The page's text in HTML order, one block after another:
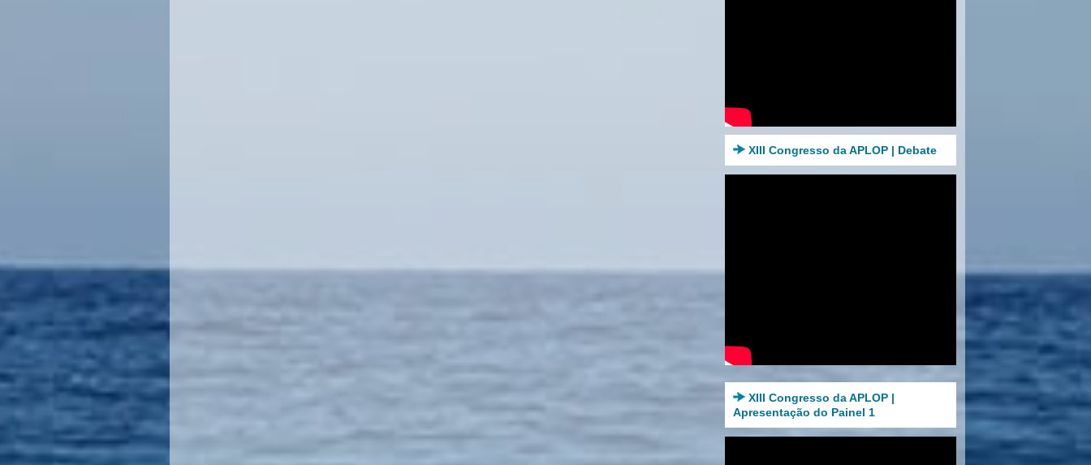
XIII Congresso da APLOP | Debate
XIII Congresso da APLOP |
Apresentação do Painel 1